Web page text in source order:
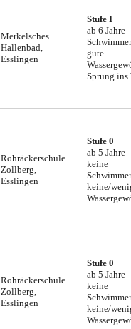
Merkelsches
Hallenbad,
Esslingen
Stufe I
ab 6 Jahre
gute
Sprung ins
Rohräckerschule
Zollberg,
Esslingen
Stufe 0
ab 5 Jahre
keine
keine/
Rohräckerschule
Zollberg,
Esslingen
Stufe 0
ab 5 Jahre
keine
keine/